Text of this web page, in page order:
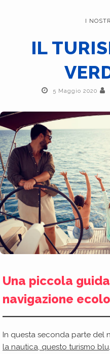
I
IL
5 Maggio 2020
Una piccola
navigazione
In questa seconda parte del
la nautica, questo turismo